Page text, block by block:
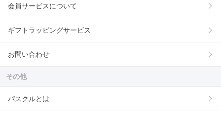
会員サービスについて
ギフトラッピングサービス
お問い合わせ
その他
パスクルとは